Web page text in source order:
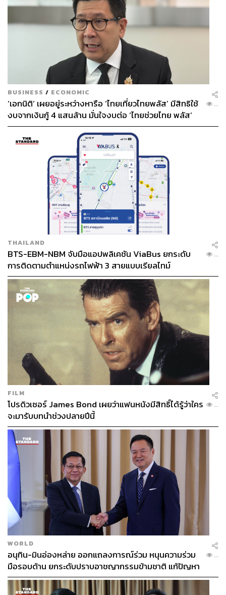
BUSINESS / ECONOMIC
‘เอกนิติ’ เผยอยู่ระหว่างหารือ ‘ไทยเที่ยวไทยพลัส’ มีสิทธิใช้
งบจากเงินกู้ 4 แสนล้าน มั่นใจงบต่อ ‘ไทยช่วยไทย พลัส’
เฟส 2 มีเพียงพอ
...
THAILAND
BTS-EBM-NBM จับมือแอปพลิเคชัน ViaBus ยกระดับ
การติดตามตำแหน่งรถไฟฟ้า 3 สายแบบเรียลไทม์
...
FILM
โปรดิวเซอร์ James Bond เผยว่าแฟนหนังมีสิทธิ์ได้รู้ว่าใคร
จะมารับบทนำช่วงปลายปีนี้
...
WORLD
อนุทิน-มินอ่องหล่าย ออกแถลงการณ์ร่วม หนุนความร่วม
มือรอบด้าน ยกระดับปราบอาชญากรรมข้ามชาติ แก้ปัญหา
หมอกควัน-มลพิษทางน้ำ
...